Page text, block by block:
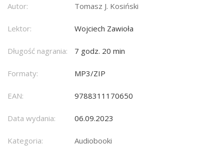
Autor: Tomasz J. Kosiński
Lektor: Wojciech Zawioła
Długość nagrania: 7 godz. 20 min
Formaty: MP3/ZIP
EAN: 9788311170650
Data wydania: 06.09.2023
Kategoria: Audiobooki